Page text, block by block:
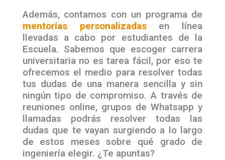
Además, contamos con un programa de
mentorías personalizadasen línea
llevadas a cabo por estudiantes de la
Escuela. Sabemos que escoger carrera
universitaria no es tarea fácil, por eso te
ofrecemos el medio para resolver todas
tus dudas de una manera sencilla y sin
ningún tipo de compromiso. A través de
reuniones online, grupos de Whatsapp y
llamadas podrás resolver todas las
dudas que te vayan surgiendo a lo largo
de estos meses sobre qué grado de
ingeniería elegir. ¿Te apuntas?